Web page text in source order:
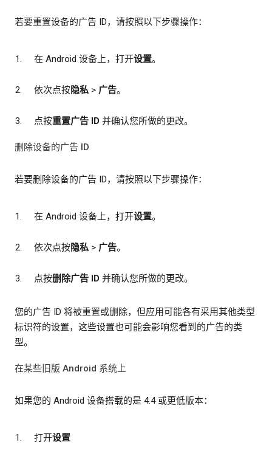
若要重置设备的广告 ID，请按照以下步骤操作：
在 Android 设备上，打开设置。
依次点按隐私 > 广告。
点按重置广告 ID 并确认您所做的更改。
删除设备的广告 ID
若要删除设备的广告 ID，请按照以下步骤操作：
在 Android 设备上，打开设置。
依次点按隐私 > 广告。
点按删除广告 ID 并确认您所做的更改。
您的广告 ID 将被重置或删除，但应用可能各有采用其他类型
标识符的设置，这些设置也可能会影响您看到的广告的类
型。
在某些旧版 Android 系统上
如果您的 Android 设备搭载的是 4.4 或更低版本：
打开设置